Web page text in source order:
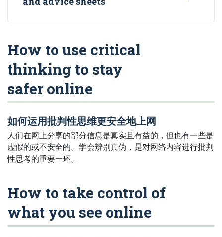
How to use critical
thinking to stay
safer online
如何运用批判性思维更安全地上网
人们在网上分享的部分信息是真实且有益的，但也有一些是
虚假的或不安全的。 学会辨别真伪，是对网络内容进行批判
性思考的重要一环。
How to take control of
what you see online